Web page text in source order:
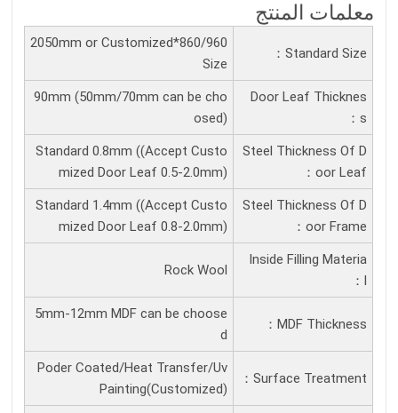
معلمات المنتج
Standard Size：
860/960*2050mm or Customized
Size
Door Leaf Thicknes
S：
90mm (50mm/70mm can be cho
osed)
Steel Thickness Of D
Oor Leaf：
Standard 0.8mm ((Accept Custo
mized Door Leaf 0.5-2.0mm)
Steel Thickness Of D
Oor Frame：
Standard 1.4mm ((Accept Custo
mized Door Leaf 0.8-2.0mm)
Inside Filling Materia
L：
Rock Wool
MDF Thickness：
5mm-12mm MDF can be choose
d
Surface Treatment：
Poder Coated/Heat Transfer/Uv
Painting(Customized)